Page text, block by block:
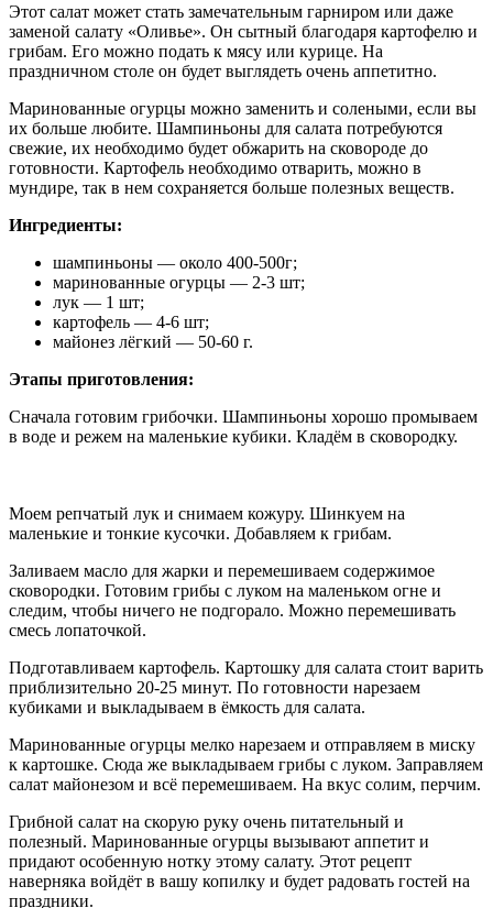
Этот салат может стать замечательным гарниром или даже
заменой салату «Оливье». Он сытный благодаря картофелю и
грибам. Его можно подать к мясу или курице. На
праздничном столе он будет выглядеть очень аппетитно.
Маринованные огурцы можно заменить и солеными, если вы
их больше любите. Шампиньоны для салата потребуются
свежие, их необходимо будет обжарить на сковороде до
готовности. Картофель необходимо отварить, можно в
мундире, так в нем сохраняется больше полезных веществ.
Ингредиенты:
шампиньоны — около 400-500г;
маринованные огурцы — 2-3 шт;
лук — 1 шт;
картофель — 4-6 шт;
майонез лёгкий — 50-60 г.
Этапы приготовления:
Сначала готовим грибочки. Шампиньоны хорошо промываем
в воде и режем на маленькие кубики. Кладём в сковородку.
Моем репчатый лук и снимаем кожуру. Шинкуем на
маленькие и тонкие кусочки. Добавляем к грибам.
Заливаем масло для жарки и перемешиваем содержимое
сковородки. Готовим грибы с луком на маленьком огне и
следим, чтобы ничего не подгорало. Можно перемешивать
смесь лопаточкой.
Подготавливаем картофель. Картошку для салата стоит варить
приблизительно 20-25 минут. По готовности нарезаем
кубиками и выкладываем в ёмкость для салата.
Маринованные огурцы мелко нарезаем и отправляем в миску
к картошке. Сюда же выкладываем грибы с луком. Заправляем
салат майонезом и всё перемешиваем. На вкус солим, перчим.
Грибной салат на скорую руку очень питательный и
полезный. Маринованные огурцы вызывают аппетит и
придают особенную нотку этому салату. Этот рецепт
наверняка войдёт в вашу копилку и будет радовать гостей на
праздники.